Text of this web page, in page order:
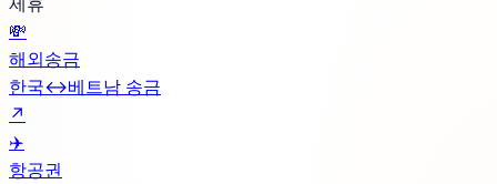
💸
해외송금
한국↔베트남 송금
↗
✈️
항공권